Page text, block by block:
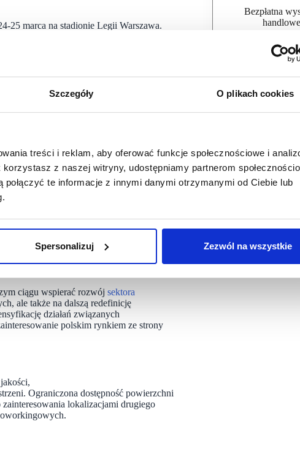
Szczegóły O plikach cookies
treści i reklam, aby oferować funkcje społecznościowe i
z naszej witryny, udostępniamy partnerom
te informacje z innymi danymi otrzymanymi od Ciebie lub
Spersonalizuj Zezwól na wszystkie
25 marca na stadionie Legii Warszawa.
gospodarczy, stabilna inflacja i niskie
z ilości na jakość, widoczne
inteligencji – szczególnie w Warszawie,
o dojrzałości i konkurencyjności
inwestycyjne w segmencie domów
i zmieniających się preferencji turystów.
między stronami transakcji powinny
– mówi Daniel Bienias, dyrektor
wzrostem PKB na poziomie 3,6 proc.
jest również wzrost w sektorze
a bezrobocie pozostanie niskie, oscylując
dzięki stopniowemu ożywieniu
użytkowania sztucznej inteligencji
ciągu wspierać rozwój sektora
ale także na dalszą redefinicję
działań związanych
polskim rynkiem ze strony
Ograniczona dostępność powierzchni
lokalizacjami drugiego
Bezpłatna
Dołącz do